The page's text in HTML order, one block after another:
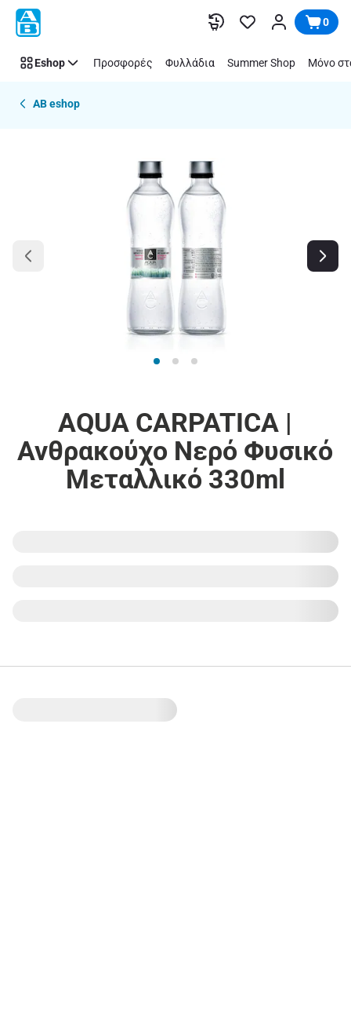
Παράλειψη 0
Eshop Προσφορές Φυλλάδια Summer Shop Μόνο
AB eshop
AQUA CARPATICA |
Ανθρακούχο Νερό Φυσικό
Μεταλλικό 330ml